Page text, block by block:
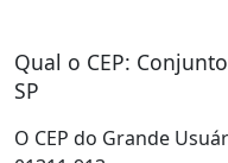
Qual o CEP:
SP
O CEP do Grande